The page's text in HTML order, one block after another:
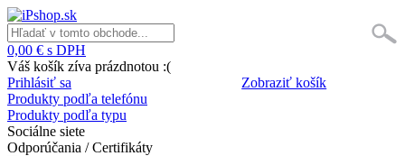
0,00 € s DPH
Váš košík zíva prázdnotou :(
Zobraziť košík
Prihlásiť sa
Produkty podľa telefónu
Produkty podľa typu
Sociálne siete
Odporúčania / Certifikáty